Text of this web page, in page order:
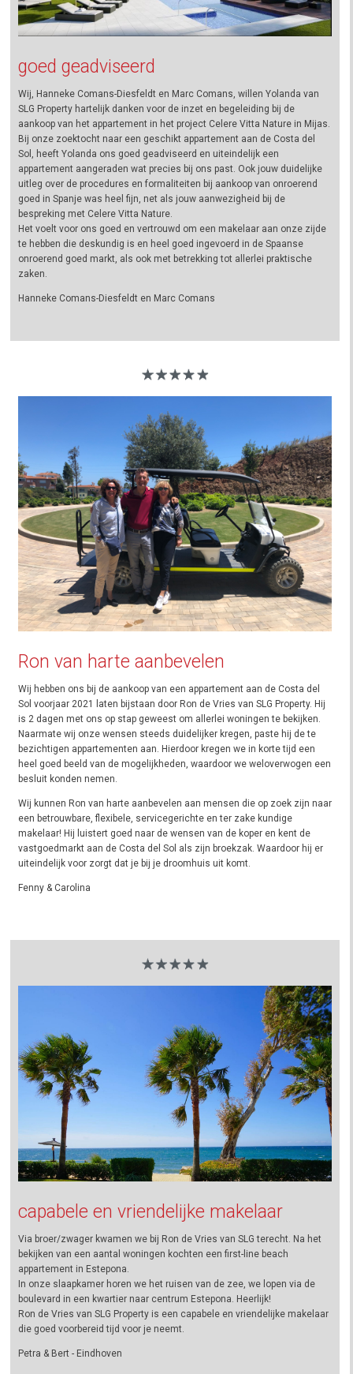
goed geadviseerd
Wij, Hanneke Comans-Diesfeldt en Marc Comans, willen Yolanda van
SLG Property hartelijk danken voor de inzet en begeleiding bij de
aankoop van het appartement in het project Celere Vitta Nature in Mijas.
Bij onze zoektocht naar een geschikt appartement aan de Costa del
Sol, heeft Yolanda ons goed geadviseerd en uiteindelijk een
appartement aangeraden wat precies bij ons past. Ook jouw duidelijke
uitleg over de procedures en formaliteiten bij aankoop van onroerend
goed in Spanje was heel fijn, net als jouw aanwezigheid bij de
bespreking met Celere Vitta Nature.
Het voelt voor ons goed en vertrouwd om een makelaar aan onze zijde
te hebben die deskundig is en heel goed ingevoerd in de Spaanse
onroerend goed markt, als ook met betrekking tot allerlei praktische
zaken.
Hanneke Comans-Diesfeldt en Marc Comans
Ron van harte aanbevelen
Wij hebben ons bij de aankoop van een appartement aan de Costa del
Sol voorjaar 2021 laten bijstaan door Ron de Vries van SLG Property. Hij
is 2 dagen met ons op stap geweest om allerlei woningen te bekijken.
Naarmate wij onze wensen steeds duidelijker kregen, paste hij de te
bezichtigen appartementen aan. Hierdoor kregen we in korte tijd een
heel goed beeld van de mogelijkheden, waardoor we weloverwogen een
besluit konden nemen.
Wij kunnen Ron van harte aanbevelen aan mensen die op zoek zijn naar
een betrouwbare, flexibele, servicegerichte en ter zake kundige
makelaar! Hij luistert goed naar de wensen van de koper en kent de
vastgoedmarkt aan de Costa del Sol als zijn broekzak. Waardoor hij er
uiteindelijk voor zorgt dat je bij je droomhuis uit komt.
Fenny & Carolina
capabele en vriendelijke makelaar
Via broer/zwager kwamen we bij Ron de Vries van SLG terecht. Na het
bekijken van een aantal woningen kochten een first-line beach
appartement in Estepona.
In onze slaapkamer horen we het ruisen van de zee, we lopen via de
boulevard in een kwartier naar centrum Estepona. Heerlijk!
Ron de Vries van SLG Property is een capabele en vriendelijke makelaar
die goed voorbereid tijd voor je neemt.
Petra & Bert - Eindhoven